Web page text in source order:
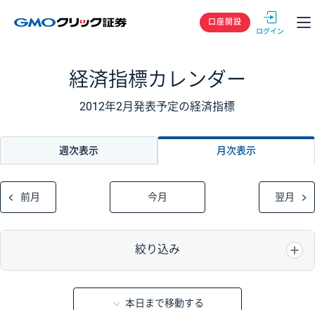
GMOクリック
口座開設
経済指標カレンダー
2012年2月発表予定の経済指標
週次表示 月次表示
前月 今月 翌月
絞り込み
重要度
本日まで移動する